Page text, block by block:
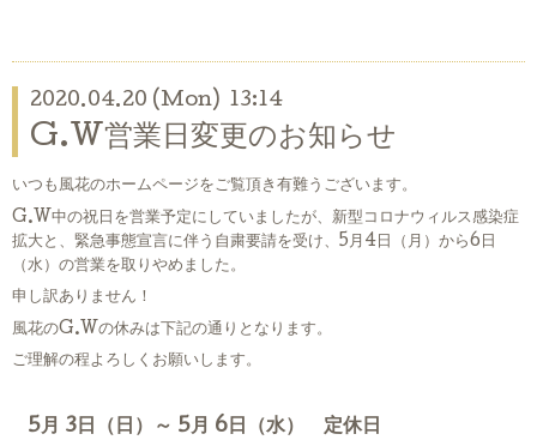
2020.04.20 (Mon) 13:14
G.W営業日変更のお知らせ
いつも風花のホームページをご覧頂き有難うございます。
G.W中の祝日を営業予定にしていましたが、新型コロナウィルス感染症
拡大と、緊急事態宣言に伴う自粛要請を受け、5月4日（月）から6日
（水）の営業を取りやめました。
申し訳ありません！
風花のG.Wの休みは下記の通りとなります。
ご理解の程よろしくお願いします。
5月 3日（日）～ 5月 6日（水） 定休日